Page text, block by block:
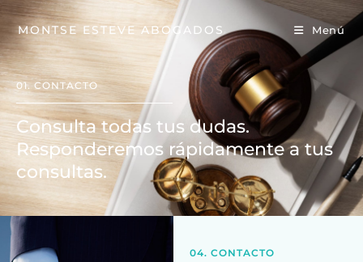
MONTSE ESTEVE ABOGADOS Menú
01. CONTACTO
Consulta todas tus dudas.
Responderemos rápidamente a tus
consultas.
04. CONTACTO